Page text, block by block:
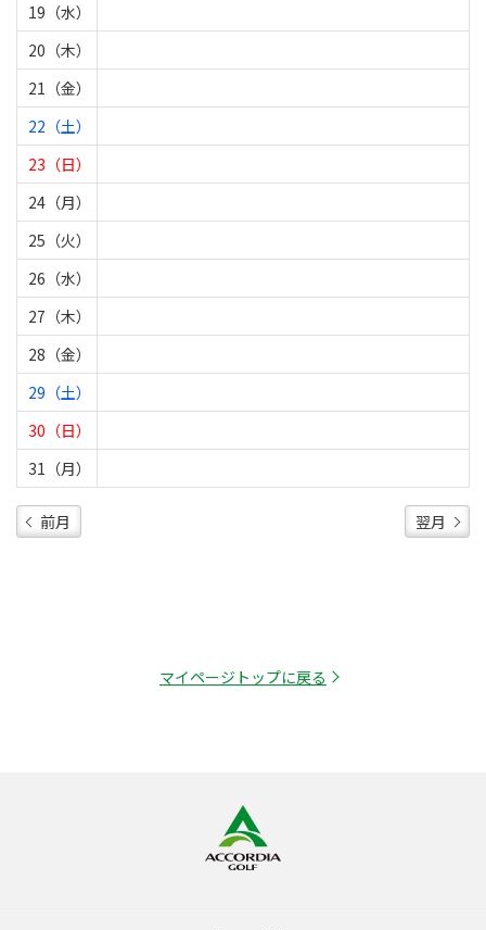
19（水）
20（木）
21（金）
22（土）
23（日）
24（月）
25（火）
26（水）
27（木）
28（金）
29（土）
30（日）
31（月）
前月 翌月
マイページトップに戻る